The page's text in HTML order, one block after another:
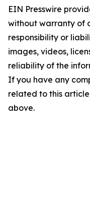
EIN Presswire
without warranty of
responsibility or
images, videos,
reliability of the
If you have any
related to this
above.